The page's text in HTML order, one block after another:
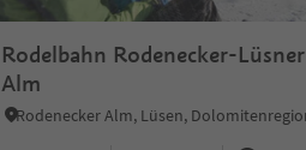
Rodelbahn Rodenecker-Lüsner
Alm